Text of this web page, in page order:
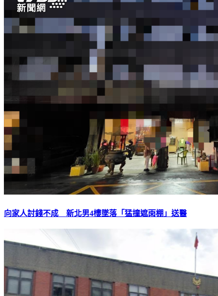
向家人討錢不成 新北男4樓墜落「猛撞遮雨棚」送醫